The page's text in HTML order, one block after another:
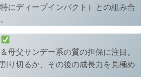
にディープインパクト）との組み合
母父サンデー系の質の担保に注目。
り切るか、その後の成長力を見極め